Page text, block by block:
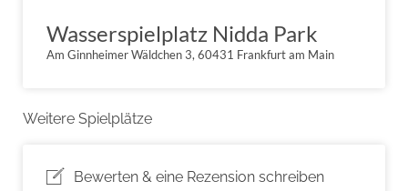
Wasserspielplatz Nidda Park
Am Ginnheimer Wäldchen 3, 60431 Frankfurt am Main
Weitere Spielplätze
Bewerten & eine Rezension schreiben